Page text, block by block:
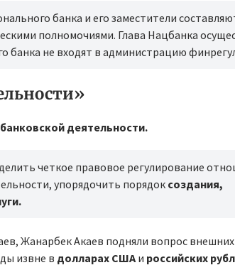
банка и его заместители
полномочиями. Глава Нацбанка
банка не входят в администрацию
банковской деятельности.
четкое правовое регулирование
упорядочить порядок создания,
Жанарбек Акаев подняли вопрос
извне в долларах США и российских